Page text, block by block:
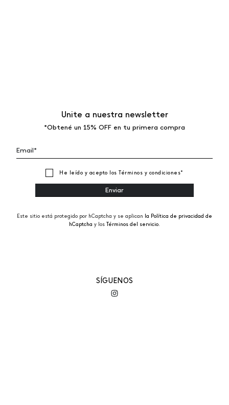
Unite a nuestra newsletter
*Obtené un 15% OFF en tu primera compra
He leído y acepto los Términos y condiciones*
Este sitio está protegido por hCaptcha y se aplican la Política de privacidad de
hCaptcha y los Términos del servicio.
SÍGUENOS